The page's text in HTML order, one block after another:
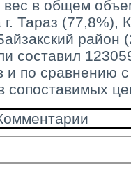
в общем
г. Тараз (77,8%),
район
составил
по сравнению
сопоставимых